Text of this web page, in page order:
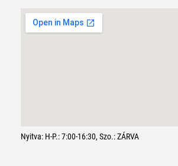
Nyitva: H-P.: 7:00-16:30, Szo.: ZÁRVA